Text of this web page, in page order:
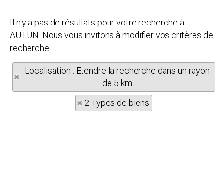
Il n'y a pas de résultats pour votre recherche à
AUTUN. Nous vous invitons à modifier vos critères de
recherche :
Localisation : Etendre la recherche dans un rayon
de 5 km
2 Types de biens